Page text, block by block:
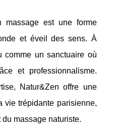
massage est une forme
et éveil des sens. À
comme un sanctuaire où
et professionnalisme.
Natur&Zen offre une
trépidante parisienne,
massage naturiste.